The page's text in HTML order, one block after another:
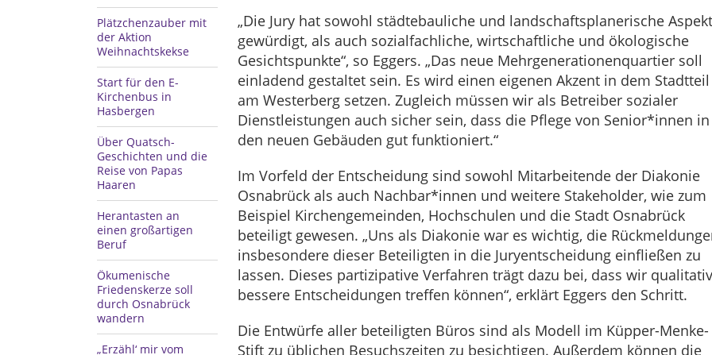
Plätzchenzauber mit
der Aktion
Weihnachtskekse
Start für den E-
Kirchenbus in
Hasbergen
Über Quatsch-
Geschichten und die
Reise von Papas
Haaren
Herantasten an
einen großartigen
Beruf
Ökumenische
Friedenskerze soll
durch Osnabrück
wandern
„Erzähl‘ mir vom
„Die Jury hat sowohl städtebauliche und landschaftsplanerische
gewürdigt, als auch sozialfachliche, wirtschaftliche und ökologische
Gesichtspunkte“, so Eggers. „Das neue Mehrgenerationenquartier soll
einladend gestaltet sein. Es wird einen eigenen Akzent in dem Stadtteil
am Westerberg setzen. Zugleich müssen wir als Betreiber sozialer
Dienstleistungen auch sicher sein, dass die Pflege von Senior*innen in
den neuen Gebäuden gut funktioniert.“
Im Vorfeld der Entscheidung sind sowohl Mitarbeitende der Diakonie
Osnabrück als auch Nachbar*innen und weitere Stakeholder, wie zum
Beispiel Kirchengemeinden, Hochschulen und die Stadt Osnabrück
beteiligt gewesen. „Uns als Diakonie war es wichtig, die
insbesondere dieser Beteiligten in die Juryentscheidung einfließen zu
lassen. Dieses partizipative Verfahren trägt dazu bei, dass wir qualitativ
bessere Entscheidungen treffen können“, erklärt Eggers den Schritt.
Die Entwürfe aller beteiligten Büros sind als Modell im Küpper-Menke-
Stift zu üblichen Besuchszeiten zu besichtigen. Außerdem können die